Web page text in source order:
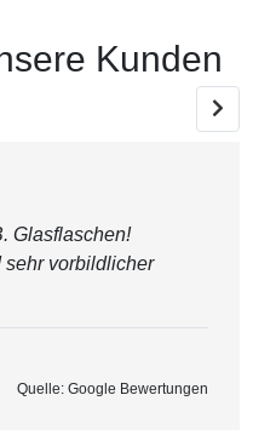
Kunden
Glasflaschen!
vorbildlicher
Quelle: Google Bewertungen